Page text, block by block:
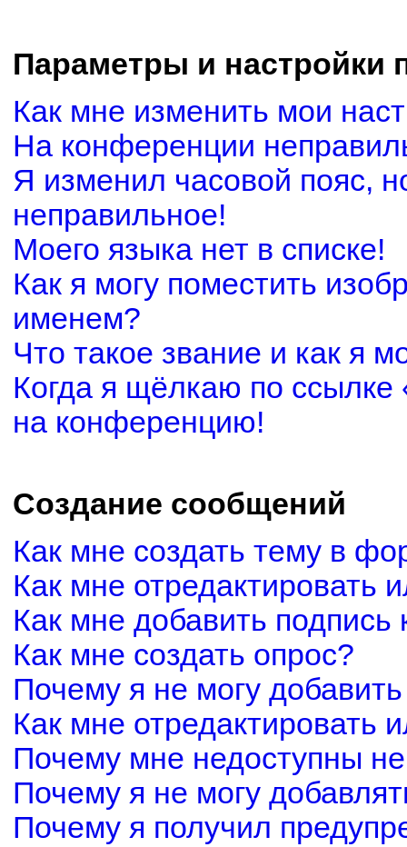
Параметры и настройки
Как мне изменить мои
На конференции
Я изменил часовой пояс,
неправильное!
Моего языка нет в списке!
Как я могу поместить
именем?
Что такое звание и как я
Когда я щёлкаю по ссылке
на конференцию!
Создание сообщений
Как мне создать тему в
Как мне отредактировать
Как мне добавить
Как мне создать опрос?
Почему я не могу
Как мне отредактировать
Почему мне недоступны
Почему я не могу
Почему я получил